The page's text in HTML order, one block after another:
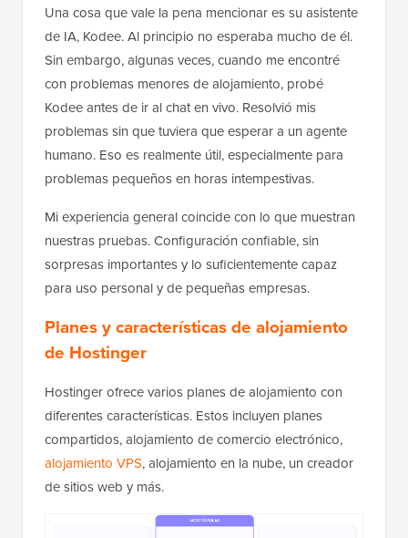
Una cosa que vale la pena mencionar es su asistente
de IA, Kodee. Al principio no esperaba mucho de él.
Sin embargo, algunas veces, cuando me encontré
con problemas menores de alojamiento, probé
Kodee antes de ir al chat en vivo. Resolvió mis
problemas sin que tuviera que esperar a un agente
humano. Eso es realmente útil, especialmente para
problemas pequeños en horas intempestivas.
Mi experiencia general coincide con lo que muestran
nuestras pruebas. Configuración confiable, sin
sorpresas importantes y lo suficientemente capaz
para uso personal y de pequeñas empresas.
Planes y características de alojamiento
de Hostinger
Hostinger ofrece varios planes de alojamiento con
diferentes características. Estos incluyen planes
compartidos, alojamiento de comercio electrónico,
alojamiento VPS, alojamiento en la nube, un creador
de sitios web y más.